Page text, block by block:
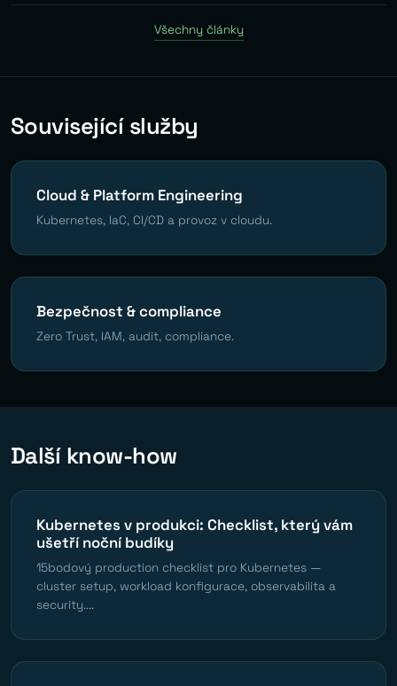
Všechny články
Související služby
Cloud & Platform Engineering
Kubernetes, IaC, CI/CD a provoz v cloudu.
Bezpečnost & compliance
Zero Trust, IAM, audit, compliance.
Další know-how
Kubernetes v produkci: Checklist, který vám
ušetří noční budíky
15bodový production checklist pro Kubernetes —
cluster setup, workload konfigurace, observabilita a
security....